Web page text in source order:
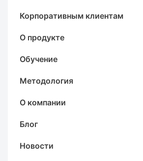
Корпоративным клиентам
О продукте
Обучение
Методология
О компании
Блог
Новости